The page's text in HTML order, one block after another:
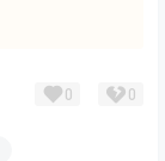
0 0